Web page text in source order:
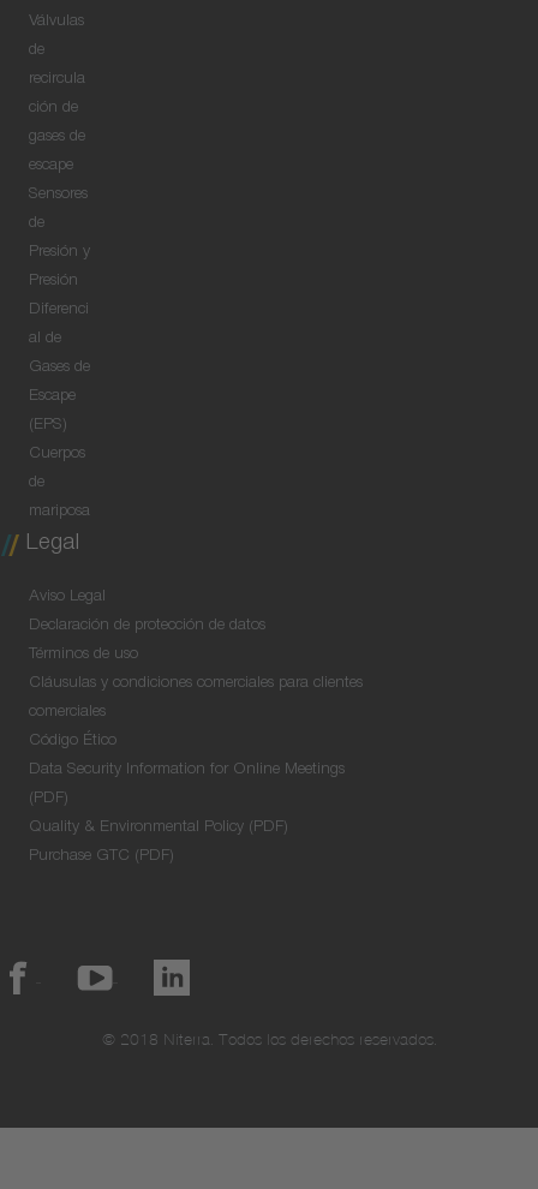
Válvulas
de
recircula
ción de
gases de
escape
Sensores
de
Presión y
Presión
Diferenci
al de
Gases de
Escape
(EPS)
Cuerpos
de
mariposa
Legal
Aviso Legal
Declaración de protección de datos
Términos de uso
Cláusulas y condiciones comerciales para clientes
comerciales
Código Ético
Data Security Information for Online Meetings
(PDF)
Quality & Environmental Policy (PDF)
Purchase GTC (PDF)
© 2018 Niterra. Todos los derechos reservados.